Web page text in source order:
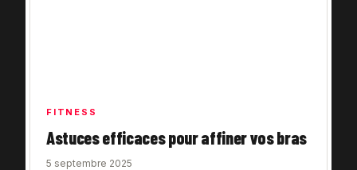
FITNESS
Astuces efficaces pour affiner vos bras
5 septembre 2025